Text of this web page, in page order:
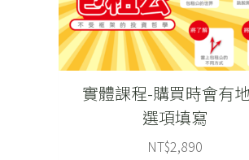
實體課程-購買時會有
選項填寫
NT$2,890